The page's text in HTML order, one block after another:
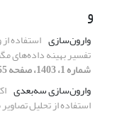
و
وارون‌سازی استفاده
تفسیر بهینه داد‌ه‌های
شماره 1، 1403، صفحه 55-76]
وارون‌سازی سه‌بعدی
استفاده از تحلیل